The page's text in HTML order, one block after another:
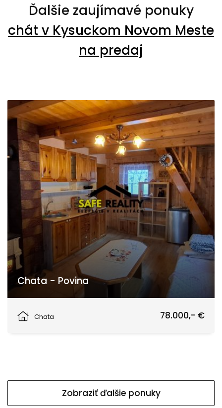
Ďalšie zaujímavé ponuky
chát v Kysuckom Novom Meste
na predaj
Chata - Povina
Chata
78.000,- €
Zobraziť ďalšie ponuky